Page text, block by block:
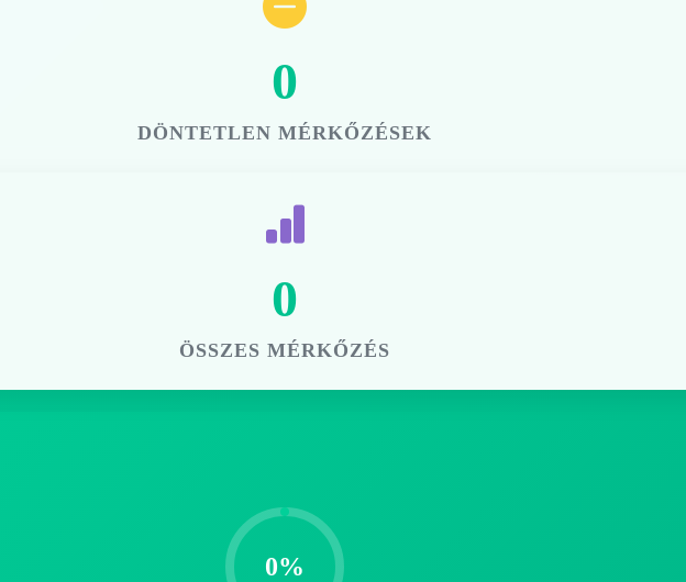
0
DÖNTETLEN MÉRKŐZÉSEK
0
ÖSSZES MÉRKŐZÉS
0%